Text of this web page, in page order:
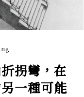
拐彎，在
一種可能